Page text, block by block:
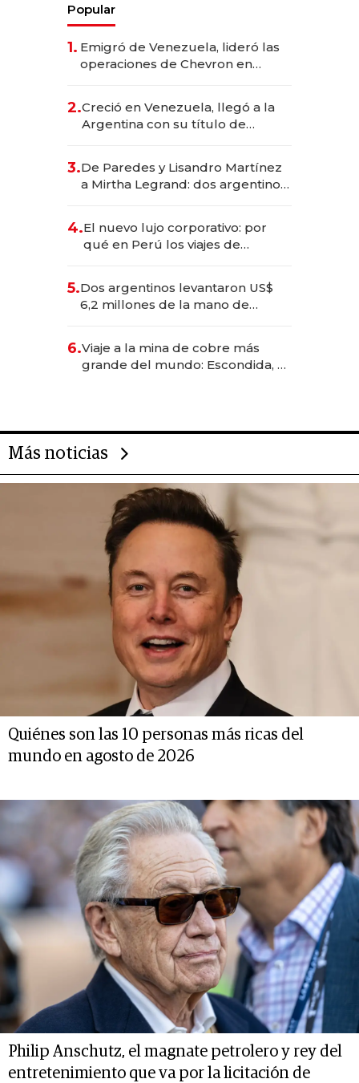
Popular
1. Emigró de Venezuela, lideró las
operaciones de Chevron en
2.Creció en Venezuela, llegó a la
Argentina con su título de
las marcas "fast premium"
3.De Paredes y Lisandro Martínez
a Mirtha Legrand: dos argentinos
4.El nuevo lujo corporativo: por
qué en Perú los viajes de
para convertirse en experiencias
transformadoras
5.Dos argentinos levantaron US$
6,2 millones de la mano de
6.Viaje a la mina de cobre más
grande del mundo: Escondida, el
Más noticias
Quiénes son las 10 personas más ricas del
mundo en agosto de 2026
Philip Anschutz, el magnate petrolero y rey del
entretenimiento que va por la licitación de